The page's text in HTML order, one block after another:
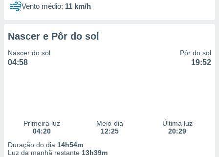
Vento médio: 11 km/h
Nascer e Pôr do sol
Nascer do sol
04:58
Pôr do sol
19:52
Primeira luz
04:20
Meio-dia
12:25
Última luz
20:29
Duração do dia 14h54m
Luz da manhã restante 13h39m